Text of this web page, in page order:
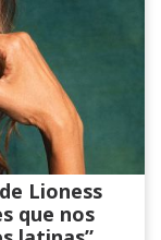
Lioness
que nos